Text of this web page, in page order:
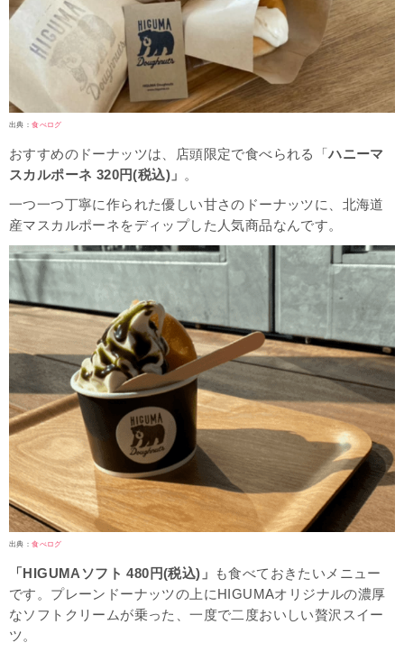
出典：食べログ
おすすめのドーナッツは、店頭限定で食べられる「ハニーマ
スカルポーネ 320円(税込)」 。
一つ一つ丁寧に作られた優しい甘さのドーナッツに、北海道
産マスカルポーネをディップした人気商品なんです。
出典：食べログ
「HIGUMAソフト 480円(税込)」
も食べておきたいメニュー
です。プレーンドーナッツの上にHIGUMAオリジナルの濃厚
なソフトクリームが乗った、一度で二度おいしい贅沢スイー
ツ。